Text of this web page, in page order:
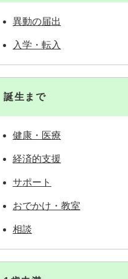
異動の届出
入学・転入
誕生まで
健康・医療
経済的支援
サポート
おでかけ・教室
相談